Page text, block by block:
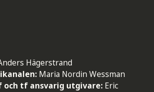
Hägerstrand
Maria Nordin Wessman
och tf ansvarig utgivare: Eric